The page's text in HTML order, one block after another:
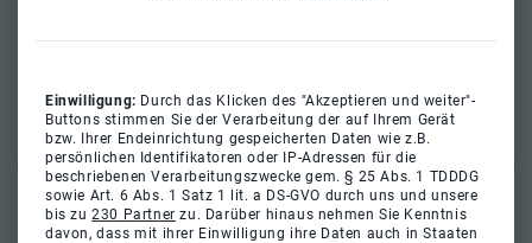
Einwilligung: Durch das Klicken des "Akzeptieren und weiter"-
Buttons stimmen Sie der Verarbeitung der auf Ihrem Gerät
bzw. Ihrer Endeinrichtung gespeicherten Daten wie z.B.
persönlichen Identifikatoren oder IP-Adressen für die
beschriebenen Verarbeitungszwecke gem. § 25 Abs. 1 TDDDG
sowie Art. 6 Abs. 1 Satz 1 lit. a DS-GVO durch uns und unsere
bis zu230 Partner zu. Darüber hinaus nehmen Sie Kenntnis
davon, dass mit ihrer Einwilligung ihre Daten auch in Staaten